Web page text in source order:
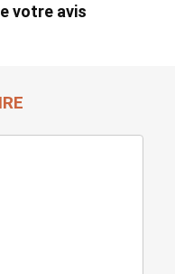
votre avis